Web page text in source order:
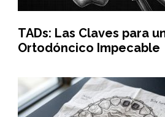
TADs: Las Claves para
Ortodóncico Impecable